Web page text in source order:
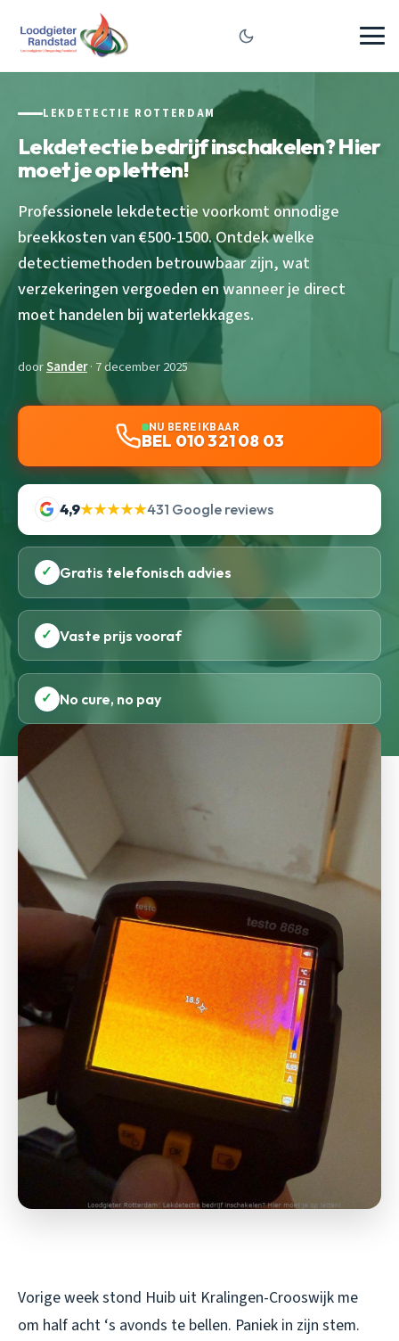
LEKDETECTIE ROTTERDAM
Lekdetectie bedrijf inschakelen? Hier
moet je op letten!
Professionele lekdetectie voorkomt onnodige
breekkosten van €500-1500. Ontdek welke
detectiemethoden betrouwbaar zijn, wat
verzekeringen vergoeden en wanneer je direct
moet handelen bij waterlekkages.
doorSander· 7 december 2025
NU BEREIKBAAR
BEL 010 321 08 03
4,9★★★★★431 Google reviews
✓ Gratis telefonisch advies
✓ Vaste prijs vooraf
✓ No cure, no pay
Vorige week stond Huib uit Kralingen-Crooswijk me
om half acht ‘s avonds te bellen. Paniek in zijn stem.